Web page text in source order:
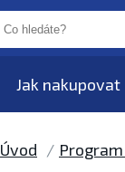
Jak nakupovat
Úvod